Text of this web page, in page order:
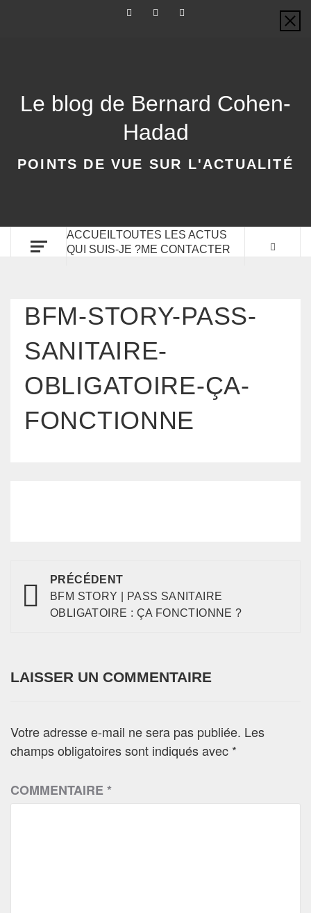
Le blog de Bernard Cohen-
Hadad
POINTS DE VUE SUR L'ACTUALITÉ
ACCUEILTOUTES LES ACTUS
QUI SUIS-JE ?ME CONTACTER
BFM-STORY-PASS-
SANITAIRE-
OBLIGATOIRE-ÇA-
FONCTIONNE
PRÉCÉDENT
BFM STORY | PASS SANITAIRE
OBLIGATOIRE : ÇA FONCTIONNE ?
LAISSER UN COMMENTAIRE
Votre adresse e-mail ne sera pas publiée. Les
champs obligatoires sont indiqués avec *
COMMENTAIRE*